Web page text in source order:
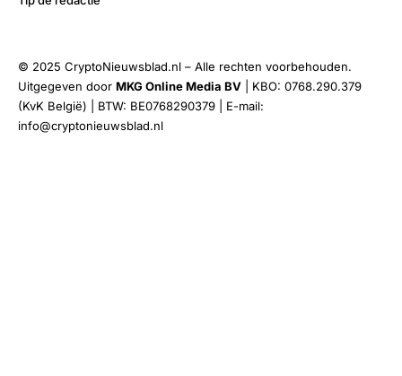
© 2025 CryptoNieuwsblad.nl – Alle rechten voorbehouden.
Uitgegeven door MKG Online Media BV | KBO: 0768.290.379
(KvK België) | BTW: BE0768290379 | E-mail:
info@cryptonieuwsblad.nl